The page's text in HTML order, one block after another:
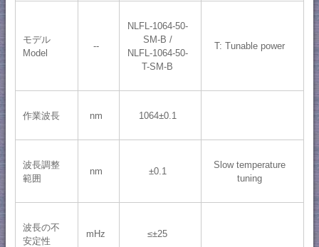
モデル
Model
--
NLFL-1064-50-
SM-B /
NLFL-1064-50-
T-SM-B
T: Tunable power
作業波長 nm 1064±0.1
波長調整
範囲
nm ±0.1
Slow temperature
tuning
波長の不
安定性
mHz ≤±25